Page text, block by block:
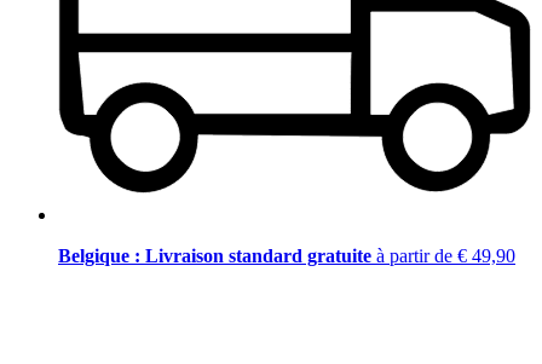
Belgique : Livraison standard gratuite à partir de € 49,90